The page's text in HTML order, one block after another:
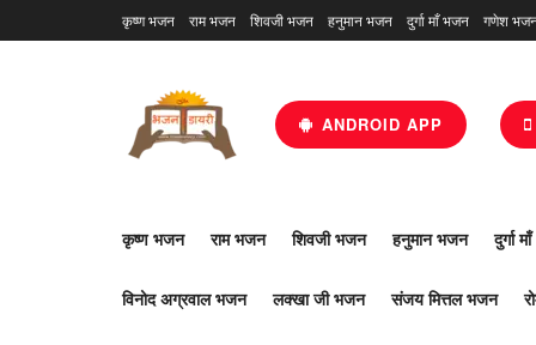
कृष्ण भजन राम भजन शिवजी भजन हनुमान भजन दुर्गा माँ भजन गणेश
ANDROID APP
कृष्ण भजन राम भजन शिवजी भजन हनुमान भजन दुर्गा
विनोद अग्रवाल भजन लक्खा जी भजन संजय मित्तल भजन